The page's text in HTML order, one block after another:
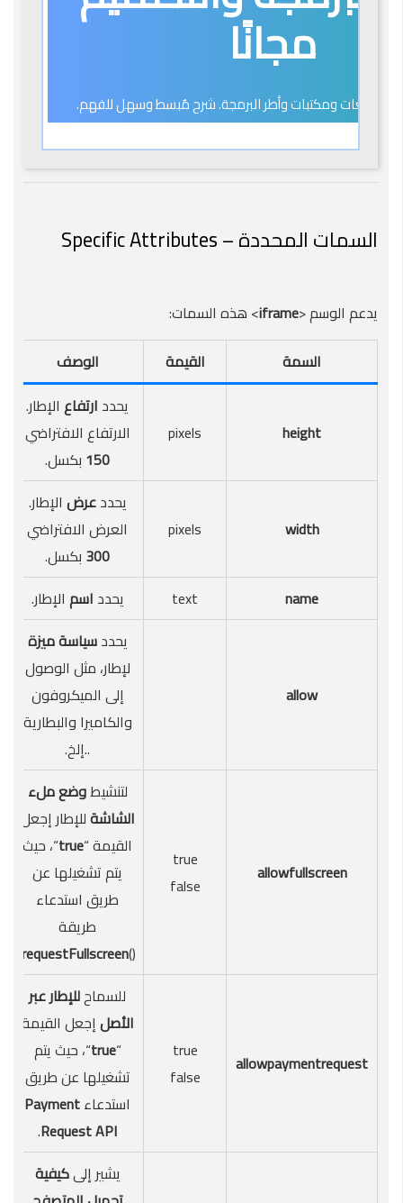
السمات المحددة – Specific Attributes
يدعم الوسم <iframe> هذه السمات:
السمة
القيمة الوصف
height
pixels
يحدد ارتفاع الإطار.
الارتفاع الافتراضي
150 بكسل.
width
pixels
يحددعرض الإطار.
العرض الافتراضي
300 بكسل.
name
text يحدد اسم الإطار.
allow
يحددسياسة ميزة
لإطار، مثل الوصول
إلى الميكروفون
والكاميرا والبطارية
..إلخ.
allowfullscreen
true
false
لتنشيطوضع ملء
الشاشةللإطار إجعل
القيمة “true“، حيث
يتم تشغيلها عن
طريق استدعاء
طريقة
()
requestFullscreen
allowpaymentrequest
true
false
للسماحللإطار عبر
الأصلإجعل القيمة
“
true“، حيث يتم
تشغيلها عن طريق
استدعاءPayment
Request API
.
يشير إلىكيفية